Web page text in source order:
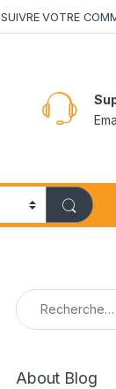
SUIVRE VOTRE
Rechercher :
About Blog